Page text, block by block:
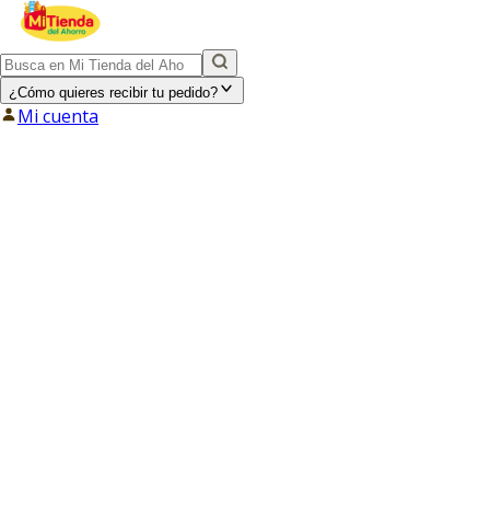
¿Cómo quieres recibir tu pedido?
Mi cuenta